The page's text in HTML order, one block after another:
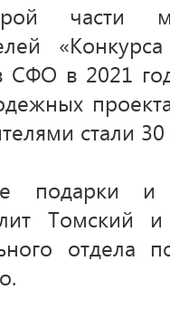
части
СФО в 2021
стали
подарки
Томский
отдела